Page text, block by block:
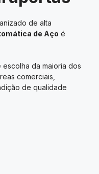
de alta
de Aço é
da maioria dos
comerciais,
de qualidade